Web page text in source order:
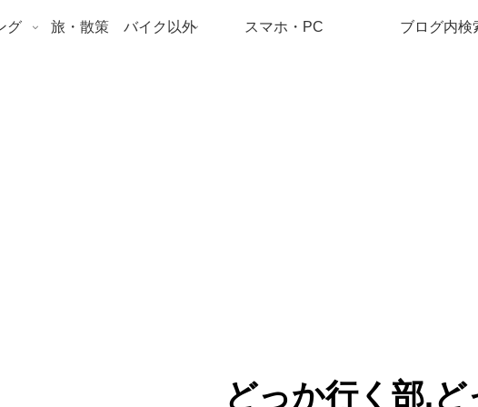
どっか行く部.
グ 旅・散策 バイク以外 スマホ・PC ブログ内検